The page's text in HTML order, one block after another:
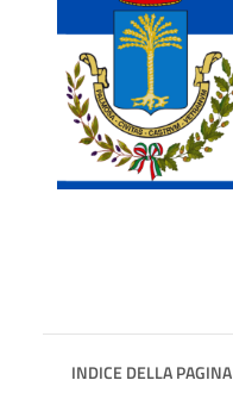
INDICE DELLA PAGINA